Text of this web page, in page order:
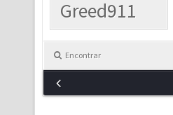
Greed911
Encontrar